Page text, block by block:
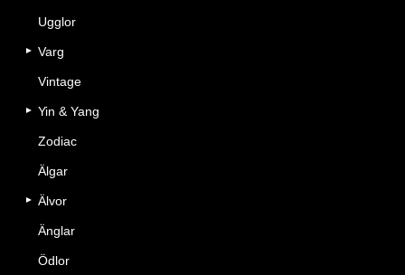
Ugglor
Varg
Vintage
Yin & Yang
Zodiac
Älgar
Älvor
Änglar
Ödlor